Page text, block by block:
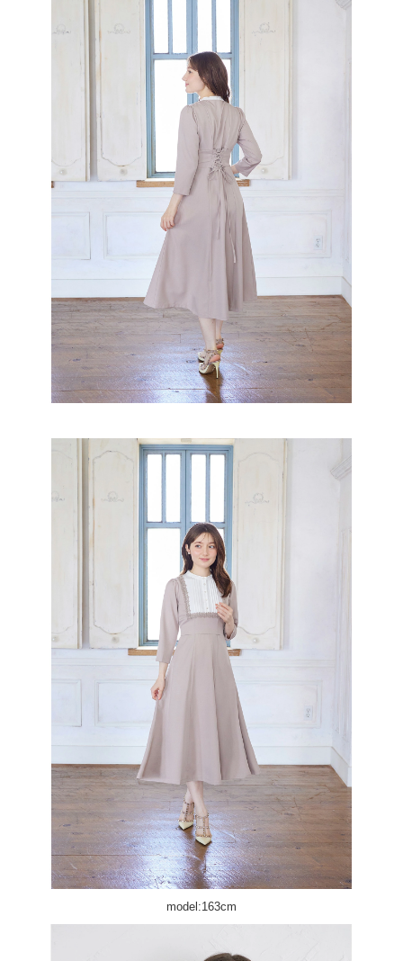
model:163cm